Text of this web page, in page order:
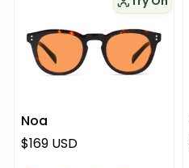
Noa
Normaali hinta
$169 USD